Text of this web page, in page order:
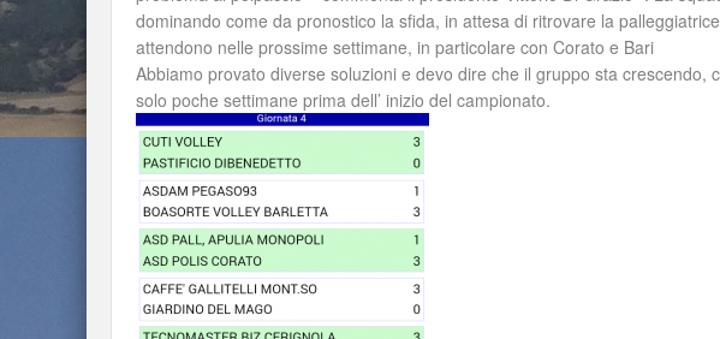
dominando come da pronostico la sfida, in attesa di ritrovare la
attendono nelle prossime settimane, in particolare con Corato e Bari
Abbiamo provato diverse soluzioni e devo dire che il gruppo sta crescendo,
solo poche settimane prima dell’ inizio del campionato.